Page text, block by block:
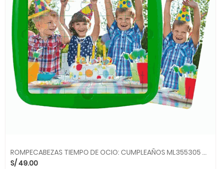
ROMPECABEZAS TIEMPO DE OCIO: CUMPLEAÑOS ML355305 MINILAND
S/ 49.00